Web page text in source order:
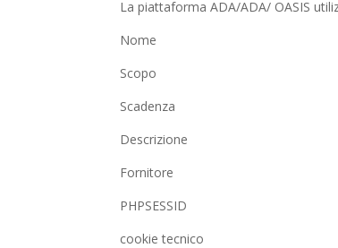
La piattaforma ADA/ADA/ OASIS
Nome
Scopo
Scadenza
Descrizione
Fornitore
PHPSESSID
cookie tecnico